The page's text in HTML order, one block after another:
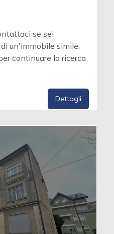
se sei
un'immobile simile,
continuare la ricerca
Dettagli